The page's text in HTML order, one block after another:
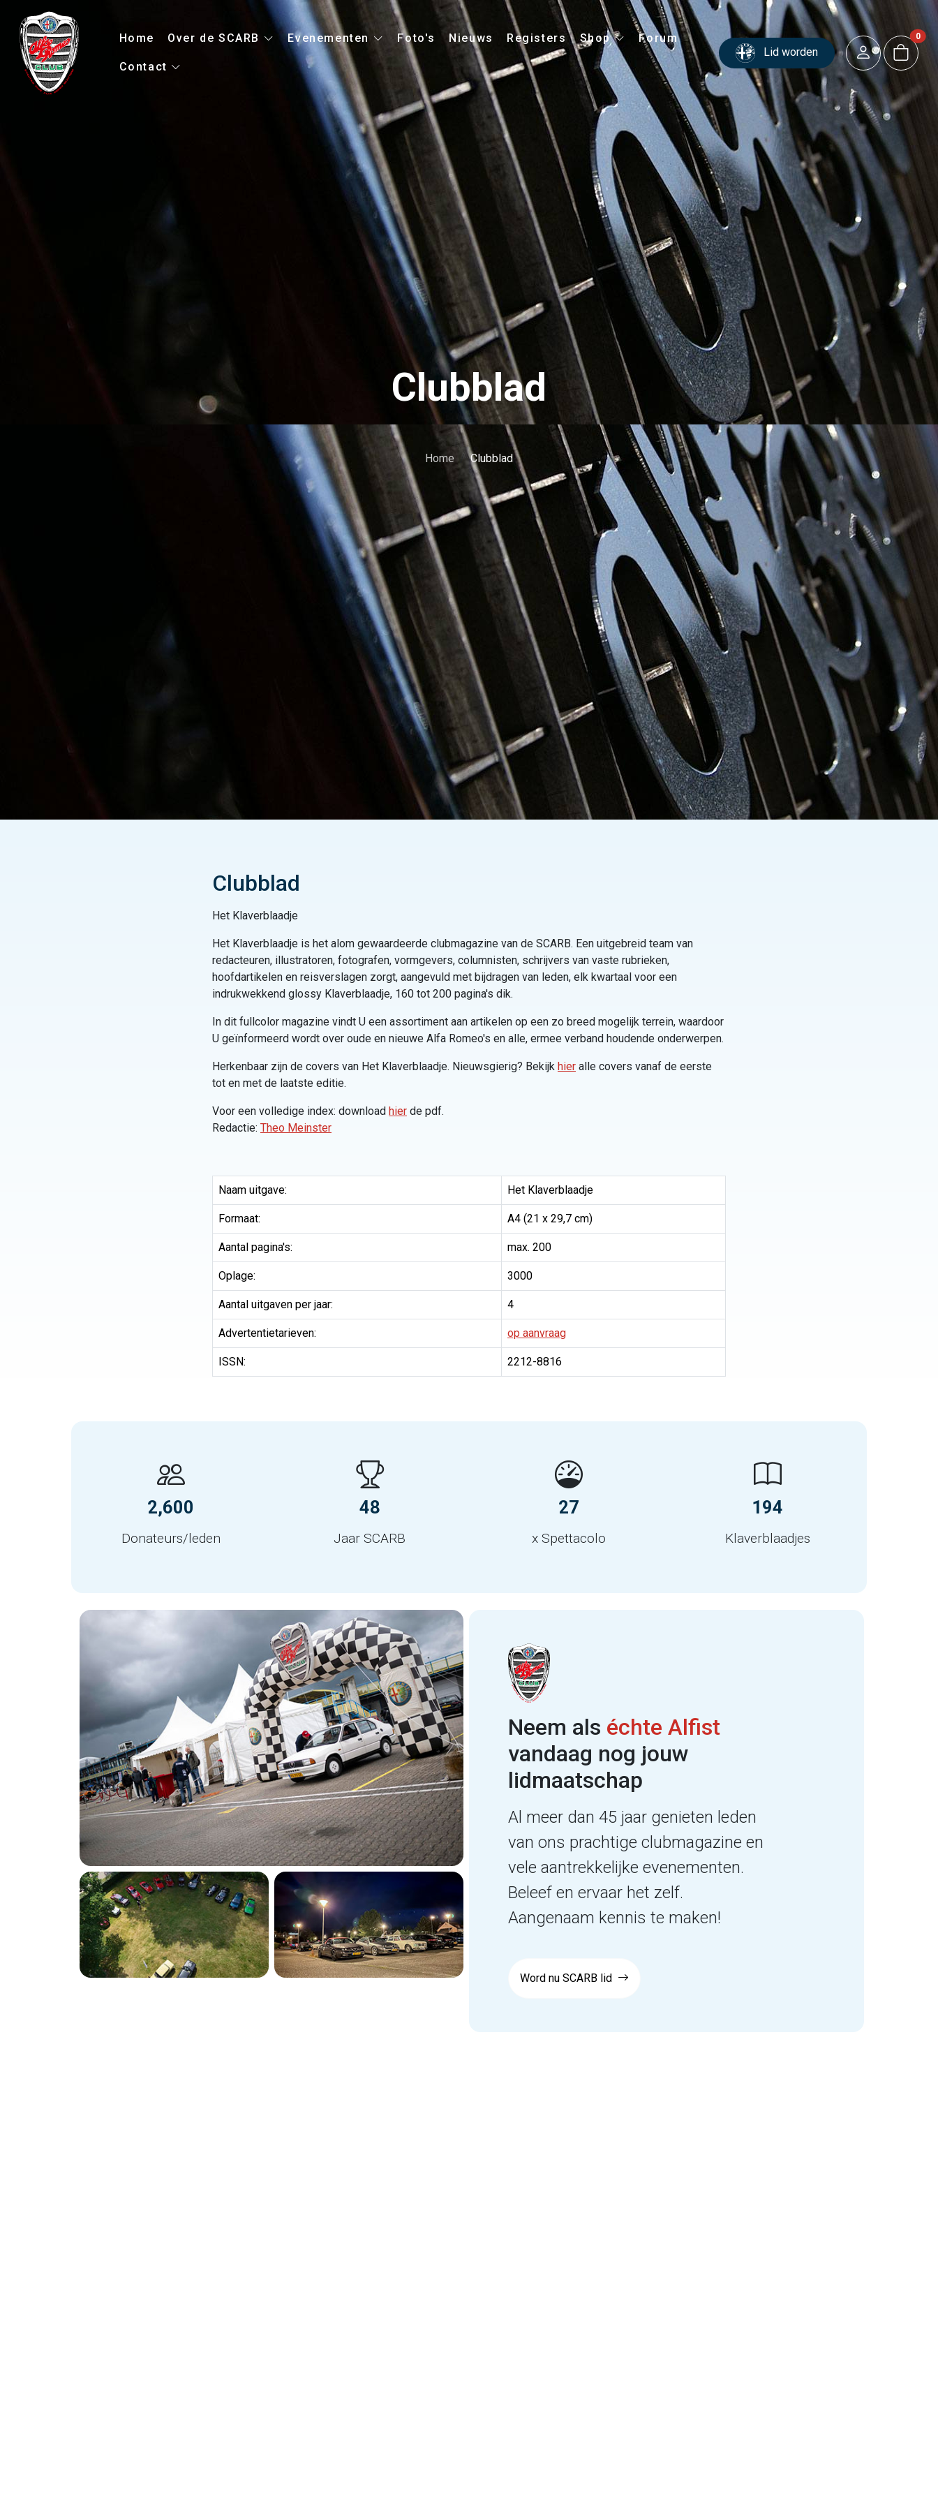
Home Over de SCARB Evenementen Foto's Nieuws Registers Shop Forum
Contact
Lid worden
0
Clubblad
Home Clubblad
Clubblad
Het Klaverblaadje
Het Klaverblaadje is het alom gewaardeerde clubmagazine van de SCARB. Een uitgebreid team van
redacteuren, illustratoren, fotografen, vormgevers, columnisten, schrijvers van vaste rubrieken,
hoofdartikelen en reisverslagen zorgt, aangevuld met bijdragen van leden, elk kwartaal voor een
indrukwekkend glossy Klaverblaadje, 160 tot 200 pagina's dik.
In dit fullcolor magazine vindt U een assortiment aan artikelen op een zo breed mogelijk terrein, waardoor
U geïnformeerd wordt over oude en nieuwe Alfa Romeo's en alle, ermee verband houdende onderwerpen.
Herkenbaar zijn de covers van Het Klaverblaadje. Nieuwsgierig? Bekijk hier alle covers vanaf de eerste
tot en met de laatste editie.
Voor een volledige index: download hier de pdf.
Redactie: Theo Meinster
Naam uitgave: Het Klaverblaadje
Formaat: A4 (21 x 29,7 cm)
Aantal pagina's: max. 200
Oplage: 3000
Aantal uitgaven per jaar: 4
Advertentietarieven: op aanvraag
ISSN: 2212-8816
2,600
Donateurs/leden
48
Jaar SCARB
27
x Spettacolo
194
Klaverblaadjes
Neem als échte Alfist
vandaag nog jouw
lidmaatschap
Al meer dan 45 jaar genieten leden
van ons prachtige clubmagazine en
vele aantrekkelijke evenementen.
Beleef en ervaar het zelf.
Aangenaam kennis te maken!
Word nu SCARB lid